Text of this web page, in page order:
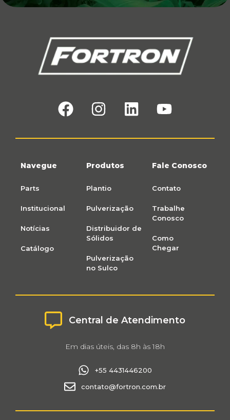
Navegue
Parts
Institucional
Notícias
Catálogo
Produtos
Plantio
Pulverização
Distribuidor de
Sólidos
Pulverização
no Sulco
Fale Conosco
Contato
Trabalhe
Conosco
Como
Chegar
Central de Atendimento
Em dias úteis, das 8h às 18h
+55 4431446200
contato@fortron.com.br